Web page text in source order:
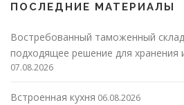
ПОСЛЕДНИЕ МАТЕРИАЛЫ
Востребованный таможенный
подходящее решение для хранения
07.08.2026
Встроенная кухня 06.08.2026